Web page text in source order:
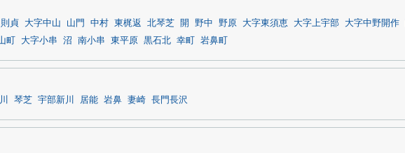
則貞 大字中山 山門 中村 東梶返 北琴芝 開 野中 野原 大字東須恵 大字上宇部 大字中野開作
町 大字小串 沼 南小串 東平原 黒石北 幸町 岩鼻町
琴芝 宇部新川 居能 岩鼻 妻崎 長門長沢